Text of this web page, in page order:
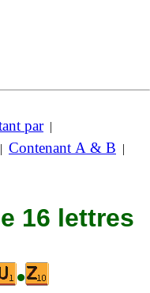
par|
| Contenant A & B |
16 lettres
•